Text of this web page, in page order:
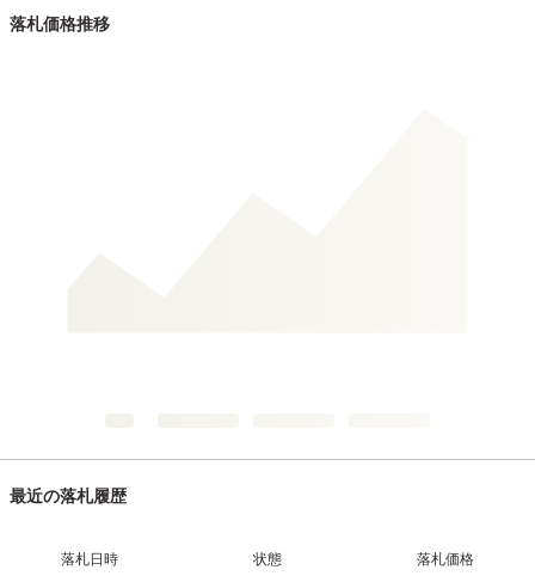
落札価格推移
最近の落札履歴
落札日時 状態 落札価格